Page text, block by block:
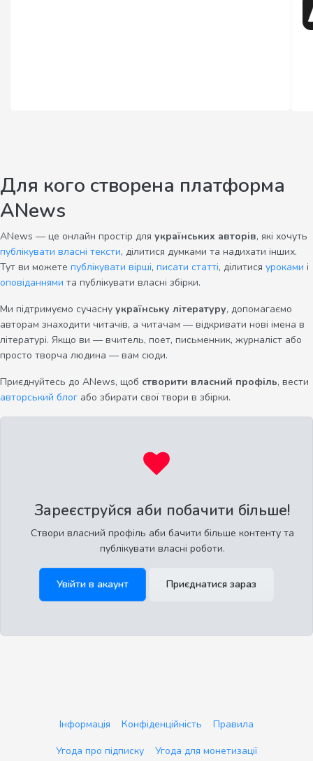
Для кого створена платформа
ANews
ANews — це онлайн простір для українських авторів, які хочуть
публікувати власні тексти, ділитися думками та надихати інших.
Тут ви можете публікувати вірші, писати статті, ділитися уроками і
оповіданнями та публікувати власні збірки.
Ми підтримуємо сучасну українську літературу, допомагаємо
авторам знаходити читачів, а читачам — відкривати нові імена в
літературі. Якщо ви — вчитель, поет, письменник, журналіст або
просто творча людина — вам сюди.
Приєднуйтесь до ANews, щоб створити власний профіль, вести
авторський блог або збирати свої твори в збірки.
Зареєструйся аби побачити більше!
Створи власний профіль аби бачити більше контенту та
публікувати власні роботи.
Увійти в акаунт Приєднатися зараз
Інформація Конфіденційність
Правила
Угода про підписку
Угода для монетизації